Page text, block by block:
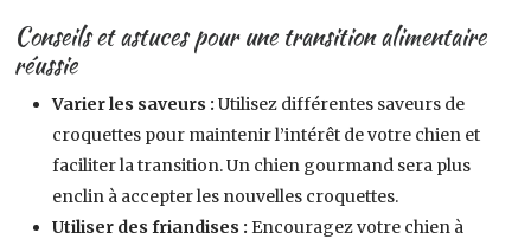
Conseils et astuces pour une transition alimentaire
réussie
Varier les saveurs : Utilisez différentes saveurs de
croquettes pour maintenir l’intérêt de votre chien et
faciliter la transition. Un chien gourmand sera plus
enclin à accepter les nouvelles croquettes.
Utiliser des friandises : Encouragez votre chien à